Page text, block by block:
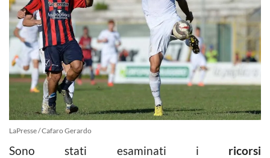
LaPresse / Cafaro Gerardo
Sono stati esaminati i ricorsi